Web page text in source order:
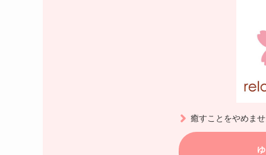
癒すことをやめま